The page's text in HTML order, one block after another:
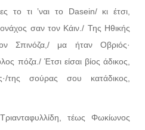
το τι ’ναι το Dasein/ κι έτσι,
σαν τον Κάιν./ Της Ηθικής
Σπινόζα,/ μα ήταν Οβριός·
πόζα./ Έτσι είσαι βίος άδικος,
της σούρας σου κατάδικος,
τέως Φωκίωνος